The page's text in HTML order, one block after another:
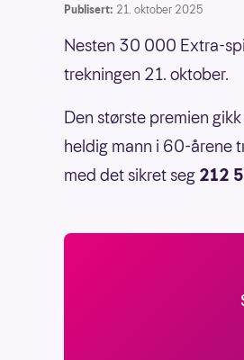
Publisert: 21. oktober 2025
Nesten 30 000 Extra-
trekningen 21. oktober.
Den største premien
heldig mann i 60-årene
med det sikret seg 212